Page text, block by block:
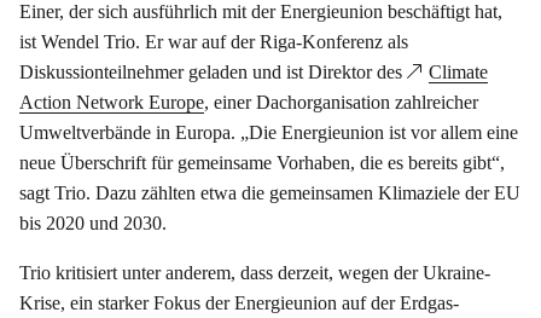
Einer, der sich ausführlich mit der Energieunion beschäftigt hat,
ist Wendel Trio. Er war auf der Riga-Konferenz als
Diskussionteilnehmer geladen und ist Direktor des
Climate
Action Network Europe, einer Dachorganisation zahlreicher
Umweltverbände in Europa. „Die Energieunion ist vor allem eine
neue Überschrift für gemeinsame Vorhaben, die es bereits gibt“,
sagt Trio. Dazu zählten etwa die gemeinsamen Klimaziele der EU
bis 2020 und 2030.
Trio kritisiert unter anderem, dass derzeit, wegen der Ukraine-
Krise, ein starker Fokus der Energieunion auf der Erdgas-